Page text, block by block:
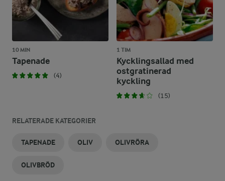
10 MIN
Tapenade
(4)
1 TIM
Kycklingsallad med
ostgratinerad
kyckling
(15)
RELATERADE KATEGORIER
TAPENADE OLIV OLIVRÖRA
OLIVBRÖD